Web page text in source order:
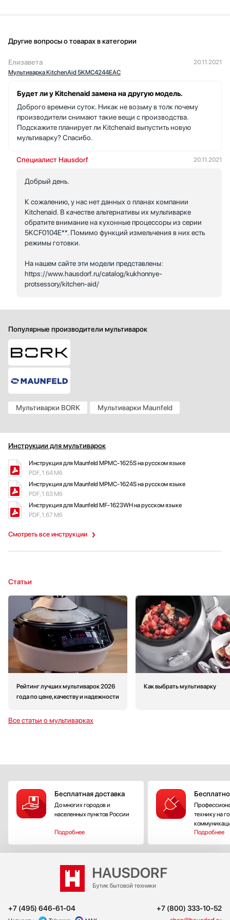
Другие вопросы о товарах в категории
Елизавета
Мультиварка KitchenAid 5KMC4244EAC
20.11.2021
Будет ли у Kitchenaid замена на другую модель.
Доброго времени суток. Никак не возьму в толк почему
производители снимают такие вещи с производства.
Подскажите планирует ли Kitchenaid выпустить новую
мультиварку? Спасибо.
Специалист Hausdorf 20.11.2021
Добрый день.
К сожалению, у нас нет данных о планах компании
Kitchenaid. В качестве альтернативы их мультиварке
обратите внимание на кухонные процессоры из серии
5KCF0104E**. Помимо функций измельчения в них есть
режимы готовки.
На нашем сайте эти модели представлены:
https://www.hausdorf.ru/catalog/kukhonnye-
protsessory/kitchen-aid/
Популярные производители мультиварок
Мультиварки BORK Мультиварки Maunfeld
Инструкции для мультиварок
Смотреть все инструкции
Инструкция для Maunfeld MPMC-1625S на русском языке
PDF, 1.64 Мб
Инструкция для Maunfeld MPMC-1624S на русском языке
PDF, 1.63 Мб
Инструкция для Maunfeld MF-1623WH на русском языке
PDF, 1.67 Мб
Статьи
Все статьи о мультиварках
Рейтинг лучших мультиварок 2026
года по цене, качеству и надежности
Как выбрать мультиварку
Бесплатная доставка
До многих городов и
населенных пунктов России
Подробнее
технику на
Подробнее
+7 (495) 646-61-04 +7 (800) 333-10-52